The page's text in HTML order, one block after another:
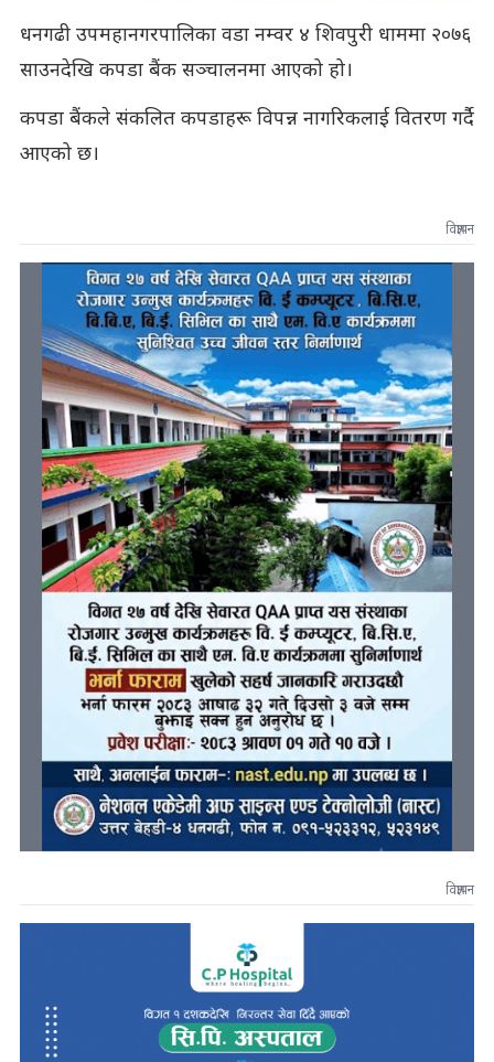
धनगढी उपमहानगरपालिका वडा नम्वर ४ शिवपुरी धाममा २०७६
साउनदेखि कपडा बैंक सञ्चालनमा आएको हो।
कपडा बैंकले संकलित कपडाहरू विपन्न नागरिकलाई वितरण गर्दै
आएको छ।
विज्ञापन
विज्ञापन